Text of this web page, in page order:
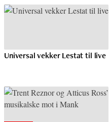
Universal vekker Lestat til live